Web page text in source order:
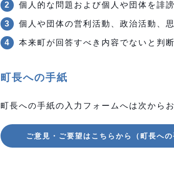
個人的な問題および個人や団体を誹
個人や団体の営利活動、政治活動、
本来町が回答すべき内容でないと判
町長への手紙
町長への手紙の入力フォームへは次から
ご意見・ご要望はこちらから（町長への